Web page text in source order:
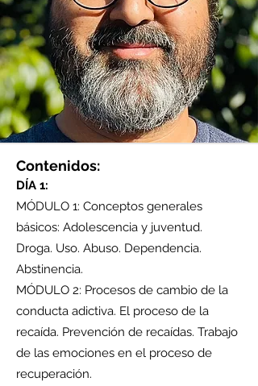
Contenidos:
DÍA 1:
MÓDULO 1: Conceptos generales
básicos: Adolescencia y juventud.
Droga. Uso. Abuso. Dependencia.
Abstinencia.
MÓDULO 2: Procesos de cambio de la
conducta adictiva. El proceso de la
recaída. Prevención de recaídas. Trabajo
de las emociones en el proceso de
recuperación.